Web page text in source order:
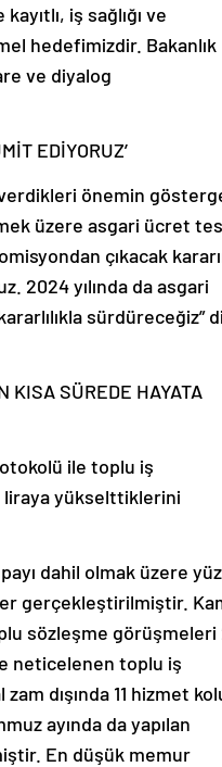
iş sağlığı ve
hedefimizdir. Bakanlık
ve diyalog
EDİYORUZ’
önemin
üzere asgari ücret
çıkacak
2024 yılında da asgari
sürdüreceğiz”
KISA SÜREDE HAYATA
ile toplu iş
liraya yükselttiklerini
dahil olmak üzere
gerçekleştirilmiştir.
sözleşme
neticelenen toplu iş
dışında 11 hizmet
ayında da yapılan
En düşük memur